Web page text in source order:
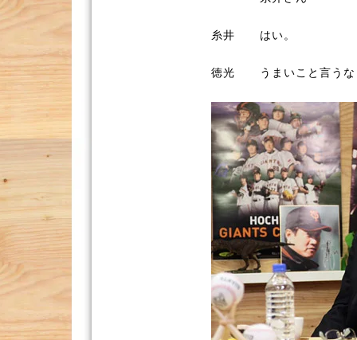
糸井 はい。
徳光 うまいこと言う